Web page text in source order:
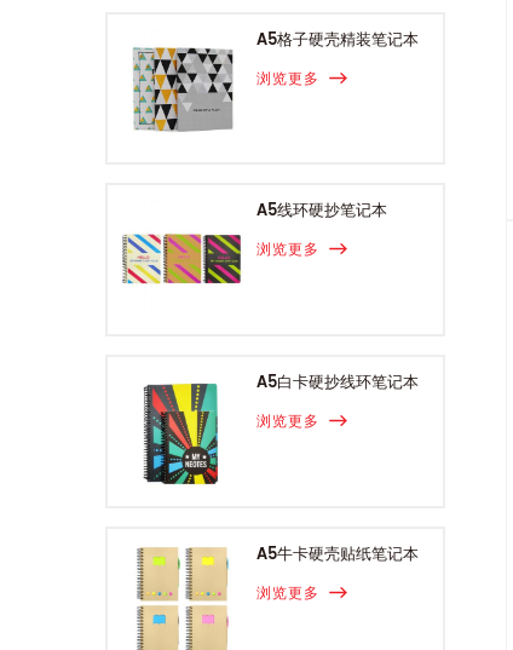
A5格子硬壳精装笔记本
浏览更多
A5线环硬抄笔记本
浏览更多
A5白卡硬抄线环笔记本
浏览更多
A5牛卡硬壳贴纸笔记本
浏览更多